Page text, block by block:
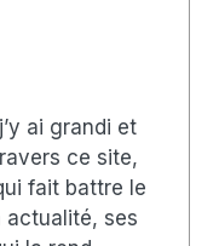
ai grandi et
ce site,
fait battre le
ses